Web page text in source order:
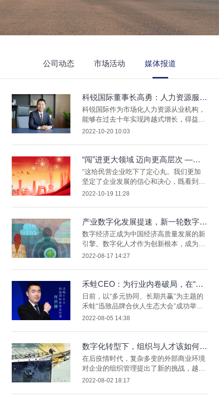
公司动态 市场活动 媒体报道
科锐国际董事长高勇：人力资源服务
将迎来更广阔的舞台
科锐国际作为市场化人力资源从业机构，
能够在过去十年实现跨越式增长，得益于
党和国家贯彻新发展理念下中国经济实力
提供了广阔的舞台。
2022-10-20 10:03
“闯”进更大领域 迈向更高层次 ——
党的二十大报告感召民营经济人士新
征程高扬理想勇毅前行
"这给民营企业吃下了定心丸。我们更加
坚定了企业发展的信心和决心，既看到人
力资源服务行业在未来国家经济社会发展
命。我们要把党的二十大精神学习成果转
化为推动行业、企业创新发展的强大动力
和发展成果，坚持正确的政治引领，坚持
展机遇，以奋发有为的实干和作为推动企
业高质量发展，为全面建设社会主义
2022-10-19 11:28
产业数字化发展提速，新一轮数字人
才“争夺战”打响
数字经济正成为中国经济高质量发展的新
引擎。数字化人才作为创新根本，成为各
类企业的争抢焦点，已进入刚需时代。数
化转型？对此，科锐国际高级副总裁、数
科同道首席观察员曾诚作为数字化转型领
域的资深人才招聘专家，接受了《证券日
20余年的深度观察发表观点，稿件已于
2022年8月9日刊发在《证券日报》A3
2022-08-17 14:27
禾蛙CEO：为行业内卷破局，在“蛙
声一片”中谋共赢、启丰年
日前，以“多元协同、长期共赢”为主题的
禾蛙“迅致品牌合伙人生态大会”成功举
办。大会发布了“客户官项目”和“EWP项
态。科锐国际猎头公司业务总经理、禾蛙
CEO何洪锴在接受记者采访时表示：“这
意味着禾蛙生态体系的架构基本搭建完
2022-08-05 14:38
数字化转型下，组织与人才该如何突
围？
在后疫情时代，复杂多变的外部商业环境
对企业的组织管理提出了新的挑战，越来
越多的企业选择通过数字化转型找到新的
2022-08-02 18:17